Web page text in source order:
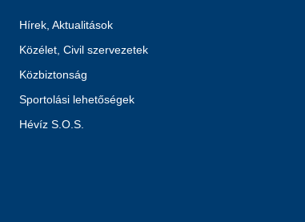
Hírek, Aktualitások
Közélet, Civil szervezetek
Közbiztonság
Sportolási lehetőségek
Hévíz S.O.S.